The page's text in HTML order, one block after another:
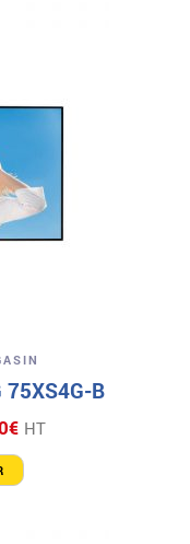
75XS4G-B
€Le
prix
actuel
HT